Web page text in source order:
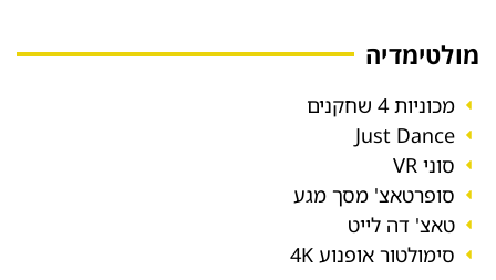
מולטימדיה
מכוניות 4 שחקנים
Just Dance
סוני VR
סופרטאצ' מסך מגע
טאצ' דה לייט
סימולטור אופנוע 4K